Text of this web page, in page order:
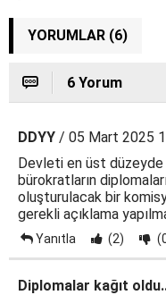
YORUMLAR (6)
6 Yorum
DDYY / 05 Mart 2025
Devleti en üst
bürokratların
oluşturulacak bir
gerekli açıklama
Yanıtla (2)
Diplomalar kağıt